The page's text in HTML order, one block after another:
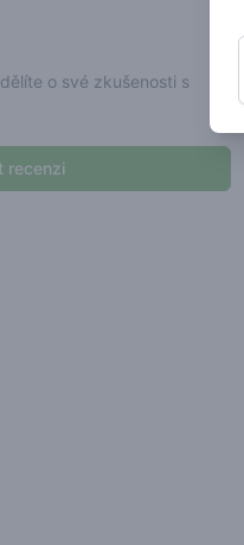
o své zkušenosti s
recenzi